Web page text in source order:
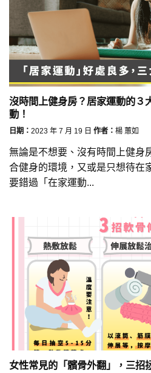
沒時間上健身房？居家運動的３
動！
日期： 2023 年 7 月 19 日 作者： 楊 蕙如
無論是不想要、沒有時間上健身
合健身的環境，又或是只想待在
要錯過「在家運動...
女性常見的「髕骨外翻」，三招